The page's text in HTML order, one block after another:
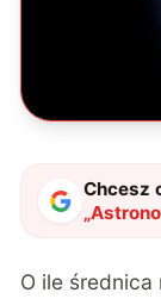
Chcesz
„
odległe
O ile